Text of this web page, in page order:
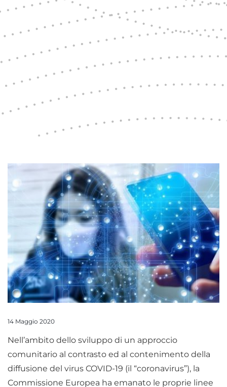
14 Maggio 2020
Nell’ambito dello sviluppo di un approccio
comunitario al contrasto ed al contenimento della
diffusione del virus COVID-19 (il “coronavirus”), la
Commissione Europea ha emanato le proprie linee